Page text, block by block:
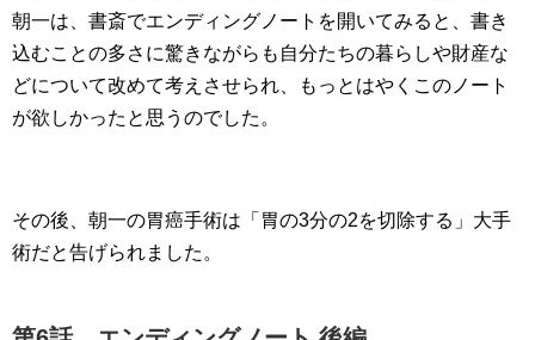
朝一は、書斎でエンディングノートを開いてみると、書き
込むことの多さに驚きながらも自分たちの暮らしや財産な
どについて改めて考えさせられ、もっとはやくこのノート
が欲しかったと思うのでした。
その後、朝一の胃癌手術は「胃の3分の2を切除する」大手
術だと告げられました。